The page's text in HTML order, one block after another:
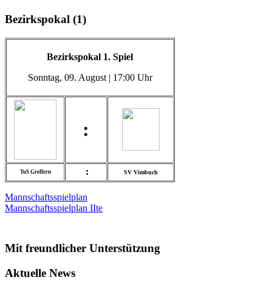
Bezirkspokal (1)
Bezirkspokal 1. Spiel
Sonntag, 09. August | 17:00 Uhr
:
TuS Greffern : SV Vimbuch
Mannschaftsspielplan
Mannschaftsspielplan IIte
Mit freundlicher Unterstützung
Aktuelle News